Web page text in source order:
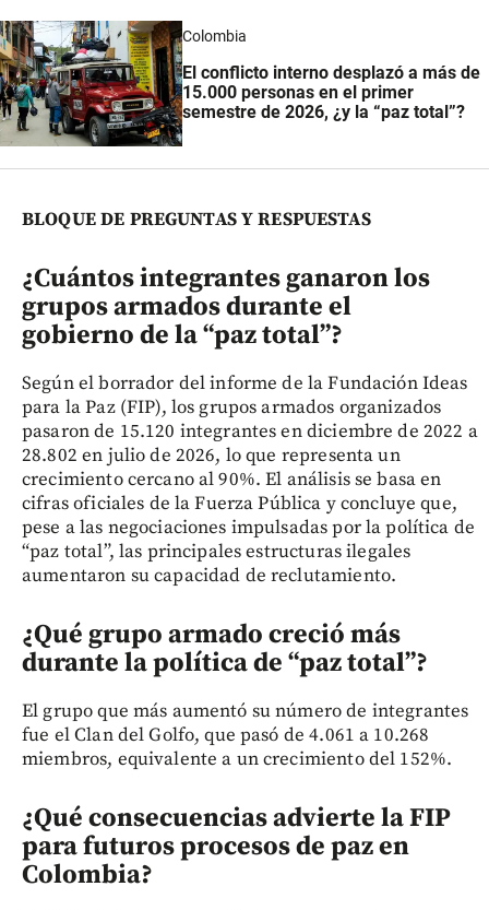
Colombia
El conflicto interno desplazó a más de
15.000 personas en el primer
semestre de 2026, ¿y la “paz total”?
BLOQUE DE PREGUNTAS Y RESPUESTAS
¿Cuántos integrantes ganaron los
grupos armados durante el
gobierno de la “paz total”?
Según el borrador del informe de la Fundación Ideas
para la Paz (FIP), los grupos armados organizados
pasaron de 15.120 integrantes en diciembre de 2022 a
28.802 en julio de 2026, lo que representa un
crecimiento cercano al 90%. El análisis se basa en
cifras oficiales de la Fuerza Pública y concluye que,
pese a las negociaciones impulsadas por la política de
“paz total”, las principales estructuras ilegales
aumentaron su capacidad de reclutamiento.
¿Qué grupo armado creció más
durante la política de “paz total”?
El grupo que más aumentó su número de integrantes
fue el Clan del Golfo, que pasó de 4.061 a 10.268
miembros, equivalente a un crecimiento del 152%.
¿Qué consecuencias advierte la FIP
para futuros procesos de paz en
Colombia?